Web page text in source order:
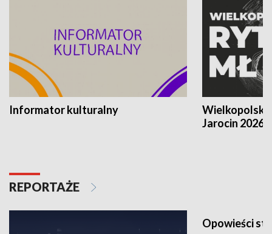
Informator kulturalny
Jarocin 2026
REPORTAŻE
Opowieści